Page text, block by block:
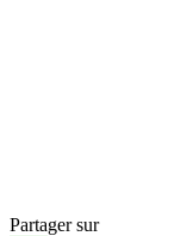
Partager sur